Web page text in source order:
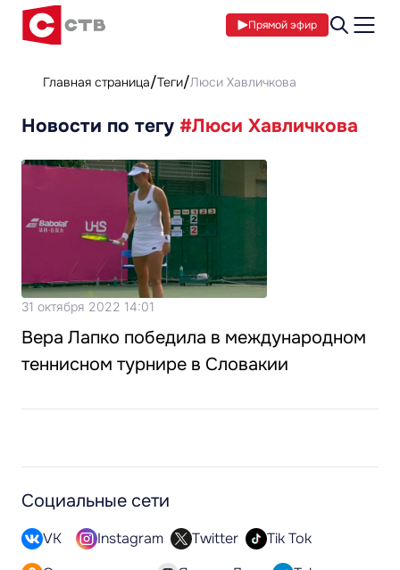
Прямой эфир
Главная страница Теги Люси Хавличкова
Новости по тегу #Люси Хавличкова
31 октября 2022 14:01
Вера Лапко победила в международном
теннисном турнире в Словакии
Социальные сети
VK Instagram Twitter
Tik Tok